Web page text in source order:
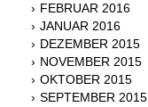
FEBRUAR 2016
JANUAR 2016
DEZEMBER 2015
NOVEMBER 2015
OKTOBER 2015
SEPTEMBER 2015